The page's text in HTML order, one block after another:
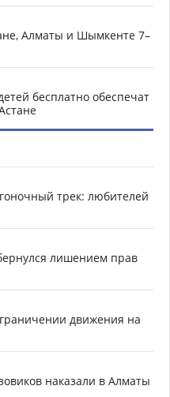
Алматы и Шымкенте 7–
бесплатно обеспечат
трек: любителей
лишением прав
движения на
наказали в Алматы